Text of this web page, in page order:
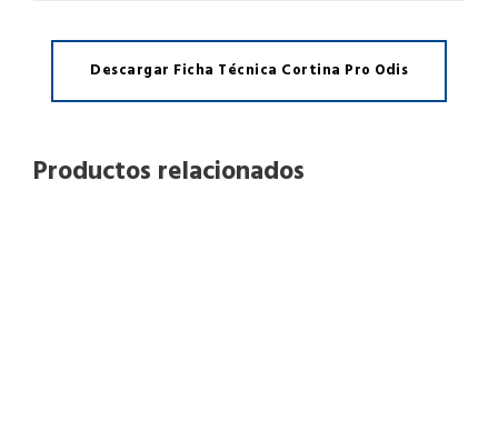
Descargar Ficha Técnica Cortina Pro Odis
Productos relacionados